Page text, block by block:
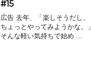
#15
広告 去年、「楽しそうだし、
ちょっとやってみようかな。」
そんな軽い気持ちで始め ...